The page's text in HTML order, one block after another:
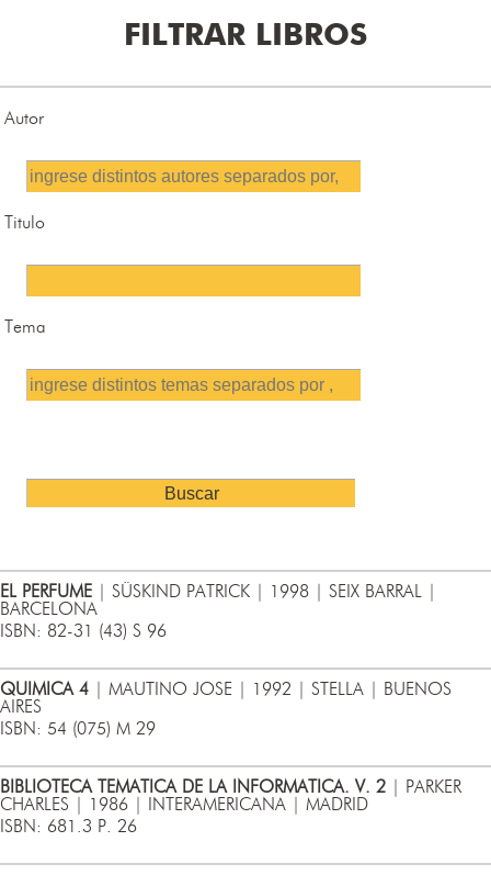
FILTRAR LIBROS
Autor
Titulo
Tema
EL PERFUME | SÜSKIND PATRICK | 1998 | SEIX BARRAL |
BARCELONA
ISBN: 82-31 (43) S 96
QUIMICA 4 | MAUTINO JOSE | 1992 | STELLA | BUENOS
AIRES
ISBN: 54 (075) M 29
BIBLIOTECA TEMATICA DE LA INFORMATICA. V. 2 | PARKER
CHARLES | 1986 | INTERAMERICANA | MADRID
ISBN: 681.3 P. 26